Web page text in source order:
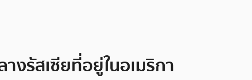
รัสเซียที่อยู่ในอเมริกา